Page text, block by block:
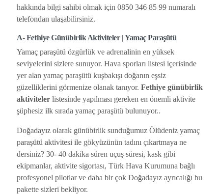
hakkında bilgi sahibi olmak için 0850 346 85 99 numaralı
telefondan ulaşabilirsiniz.
A-Fethiye Günübirlik Aktiviteler| Yamaç Paraşütü
Yamaç paraşütü özgürlük ve adrenalinin en yüksek
seviyelerini sizlere sunuyor. Hava sporları listesi içerisinde
yer alan yamaç paraşütü kuşbakışı doğanın eşsiz
güzelliklerini görmenize olanak tanıyor.Fethiye günübirlik
aktiviteler listesinde yapılması gereken en önemli aktivite
şüphesiz ilk sırada yamaç paraşütü bulunuyor..
Doğadayız olarak günübirlik sunduğumuz Ölüdeniz yamaç
paraşütü aktivitesi ile gökyüzünün tadını çıkartmaya ne
dersiniz? 30- 40 dakika süren uçuş süresi, kask gibi
ekipmanlar, aktivite sigortası, Türk Hava Kurumuna bağlı
profesyonel pilotlar ve daha bir çok Doğadayız ayrıcalığı bu
pakette sizleri bekliyor.